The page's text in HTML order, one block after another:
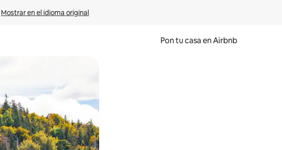
Mostrar en el idioma original
Pon tu casa en Airbnb